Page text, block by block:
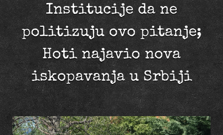
Institucije da ne
politizuju ovo pitanje;
Hoti najavio nova
iskopavanja u Srbiji